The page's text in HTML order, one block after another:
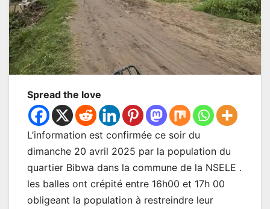
Spread the love
L’information est confirmée ce soir du
dimanche 20 avril 2025 par la population du
quartier Bibwa dans la commune de la NSELE .
les balles ont crépité entre 16h00 et 17h 00
obligeant la population à restreindre leur